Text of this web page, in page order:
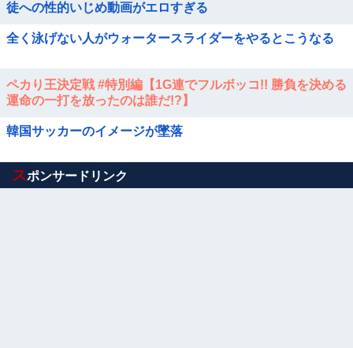
徒への性的いじめ動画がエロすぎる
全く泳げない人がウォータースライダーをやるとこうなる
ペカり王決定戦 #特別編【1G連でフルボッコ!! 勝負を決める
運命の一打を放ったのは誰だ!?】
韓国サッカーのイメージが墜落
Powered by livedoor 相互RSS
スポンサードリンク